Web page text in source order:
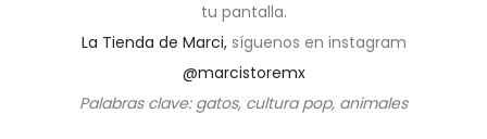
tu pantalla.
La Tienda de Marci, síguenos en instagram
@marcistoremx
Palabras clave: gatos, cultura pop, animales